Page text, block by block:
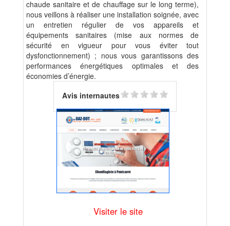
chaude sanitaire et de chauffage sur le long terme),
nous veillons à réaliser une installation soignée, avec
un entretien régulier de vos appareils et
équipements sanitaires (mise aux normes de
sécurité en vigueur pour vous éviter tout
dysfonctionnement) ; nous vous garantissons des
performances énergétiques optimales et des
économies d’énergie.
Avis internautes
Visiter le site